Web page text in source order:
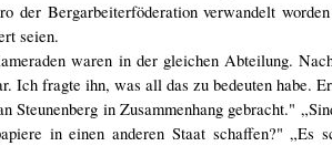
der Bergarbeiterföderation verwandelt
seien.
waren in der gleichen Abteilung.
Ich fragte ihn, was all das zu bedeuten habe.
in Zusammenhang gebracht."
in einen anderen Staat schaffen?" „Es